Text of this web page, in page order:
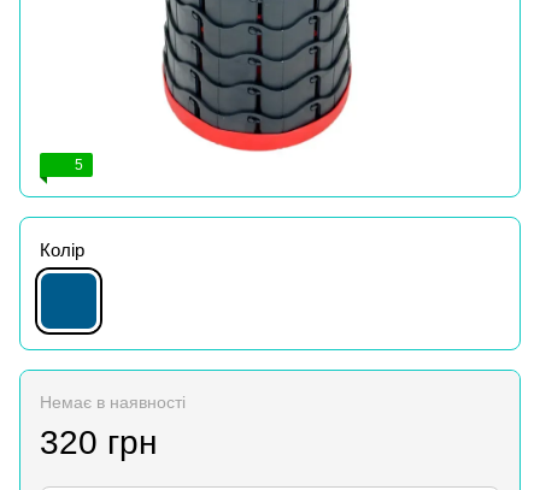
5
Колір
Немає в наявності
320 грн